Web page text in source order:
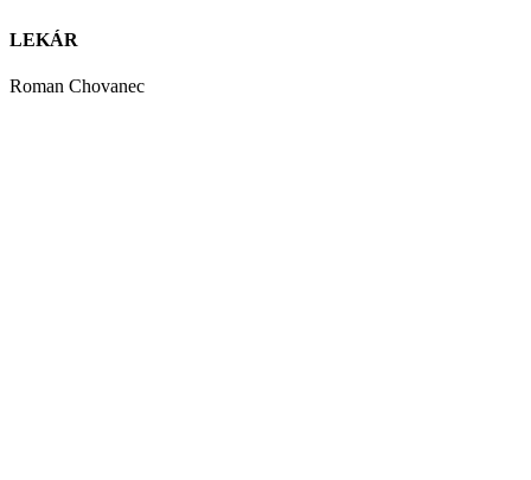
LEKÁR
Roman Chovanec